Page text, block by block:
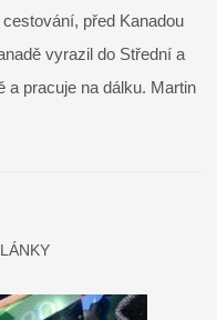
před Kanadou
vyrazil do Střední a
a pracuje na dálku. Martin